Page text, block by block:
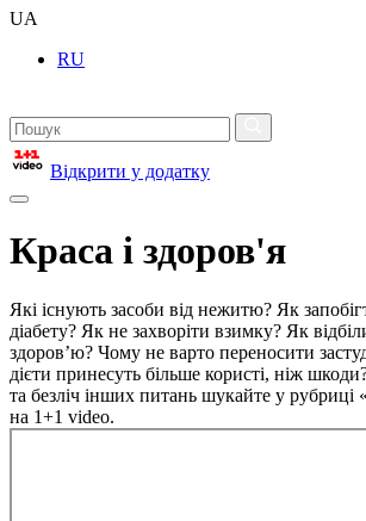
UA
RU
Відкрити у додатку
Краса і здоров'я
Які існують засоби від нежитю? Як
діабету? Як не захворіти взимку? Як
здоров’ю? Чому не варто переносити
дієти принесуть більше користі, ніж
та безліч інших питань шукайте у рубриці
на 1+1 video.